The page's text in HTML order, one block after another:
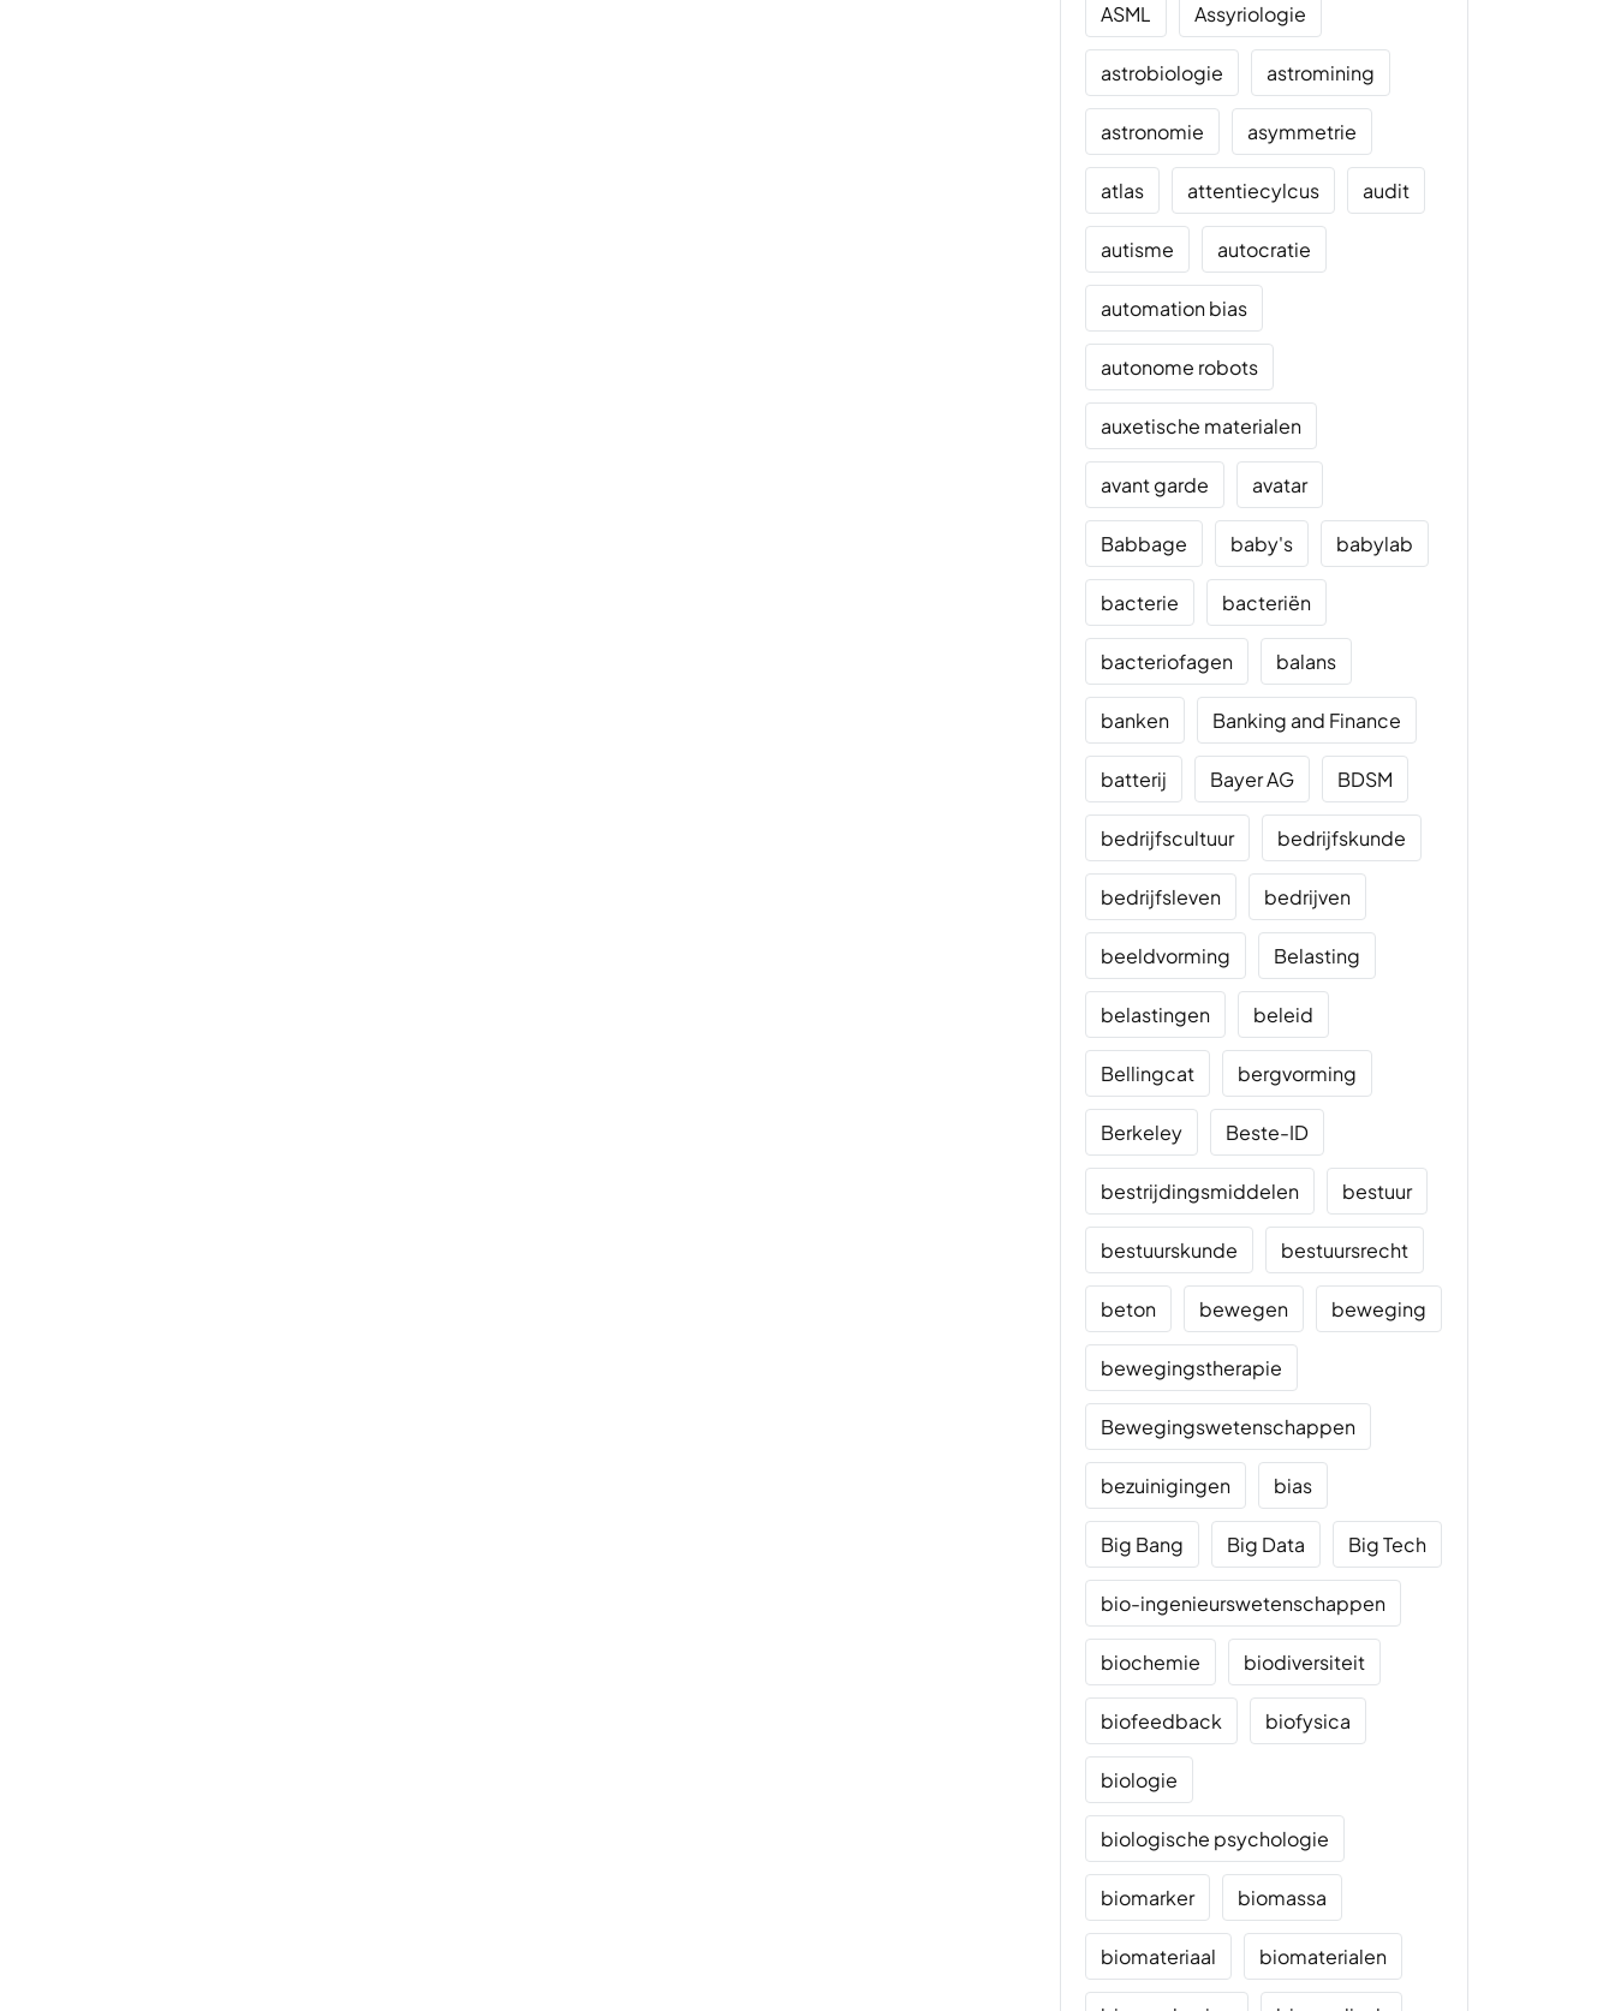
ASML Assyriologie
astrobiologie astromining
astronomie asymmetrie
atlas attentiecylcus audit
autisme autocratie
automation bias
autonome robots
auxetische materialen
avant garde avatar
Babbage baby's babylab
bacterie bacteriën
bacteriofagen balans
banken Banking and Finance
batterij Bayer AG BDSM
bedrijfscultuur bedrijfskunde
bedrijfsleven bedrijven
beeldvorming Belasting
belastingen beleid
Bellingcat bergvorming
Berkeley Beste-ID
bestrijdingsmiddelen bestuur
bestuurskunde bestuursrecht
beton bewegen beweging
bewegingstherapie
Bewegingswetenschappen
bezuinigingen bias
Big Bang Big Data Big Tech
bio-ingenieurswetenschappen
biochemie biodiversiteit
biofeedback biofysica
biologie
biologische psychologie
biomarker biomassa
biomateriaal biomaterialen